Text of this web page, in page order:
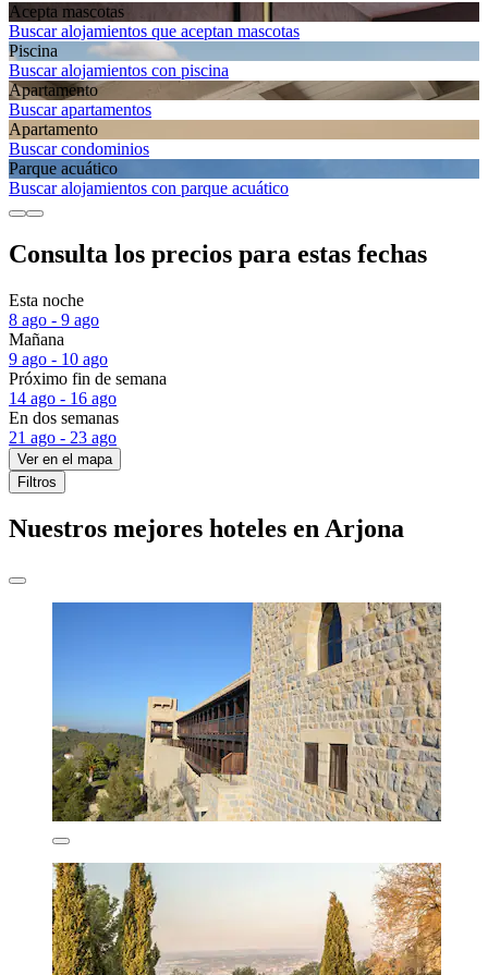
Acepta mascotas
Buscar alojamientos que aceptan mascotas
Piscina
Buscar alojamientos con piscina
Apartamento
Buscar apartamentos
Apartamento
Buscar condominios
Parque acuático
Buscar alojamientos con parque acuático
Consulta los precios para estas fechas
Esta noche
8 ago - 9 ago
Mañana
9 ago - 10 ago
Próximo fin de semana
14 ago - 16 ago
En dos semanas
21 ago - 23 ago
Ver en el mapa
Filtros
Nuestros mejores hoteles en Arjona